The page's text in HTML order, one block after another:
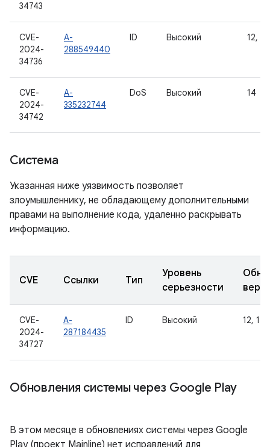
34743
CVE-
2024-
34736
A-
288549440
ID Высокий 12,
CVE-
2024-
34742
A-
335232744
DoS Высокий 14
Система
Указанная ниже уязвимость позволяет
злоумышленнику, не обладающему дополнительными
правами на выполнение кода, удаленно раскрывать
информацию.
CVE Ссылки Тип
Уровень
серьезности
CVE-
2024-
34727
A-
287184435
ID Высокий 12,
Обновления системы через Google Play
В этом месяце в обновлениях системы через Google
Play (проект Mainline) нет исправлений для